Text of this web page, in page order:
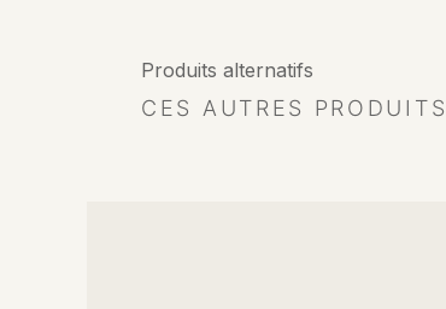
Produits alternatifs
CES AUTRES